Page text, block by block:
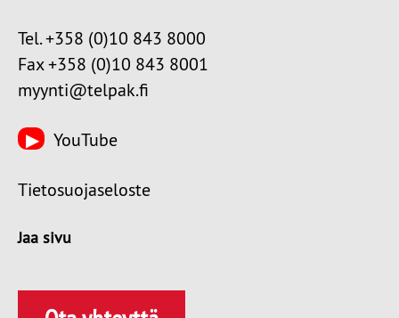
Tel. +358 (0)10 843 8000
Fax +358 (0)10 843 8001
myynti@telpak.fi
YouTube
Tietosuojaseloste
Jaa sivu